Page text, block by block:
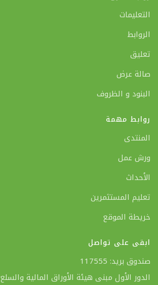
التعليمات
الروابط
تعليق
صالة عرض
البنود و الظروف
روابط مهمة
المنتدى
ورش عمل
الأحداث
تعليم المستثمرين
خريطة الموقع
ابقى على تواصل
صندوق بريد: 117555
الدور الأول مبنى هيئة الأوراق المالية والسلع